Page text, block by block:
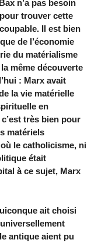
n’a pas besoin
trouver cette
Il est bien
de l’économie
du matérialisme
même découverte
: Marx avait
la vie matérielle
en
très bien pour
matériels
le catholicisme, ni
était
à ce sujet, Marx
ait choisi
antique aient pu